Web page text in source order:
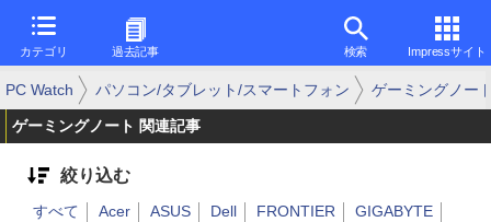
カテゴリ 過去記事 検索 Impressサイト
PC Watch パソコン/タブレット/スマートフォン ゲーミングノー
ゲーミングノート 関連記事
絞り込む
すべて Acer ASUS Dell FRONTIER GIGABYTE